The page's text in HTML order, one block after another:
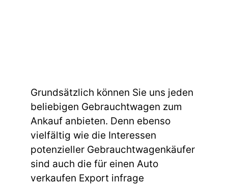
Grundsätzlich können Sie uns jeden
beliebigen Gebrauchtwagen zum
Ankauf anbieten. Denn ebenso
vielfältig wie die Interessen
potenzieller Gebrauchtwagenkäufer
sind auch die für einen Auto
verkaufen Export infrage